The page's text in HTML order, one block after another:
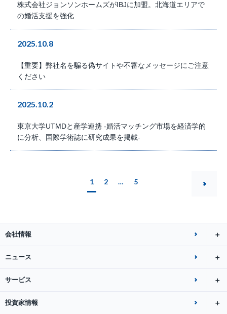
株式会社ジョンソンホームズがIBJに加盟。北海道エリアで
の婚活支援を強化
2025.10.8
【重要】弊社名を騙る偽サイトや不審なメッセージにご注意
ください
2025.10.2
東京大学UTMDと産学連携 -婚活マッチング市場を経済学的
に分析、国際学術誌に研究成果を掲載-
1 2 … 5
会社情報
ニュース
サービス
投資家情報